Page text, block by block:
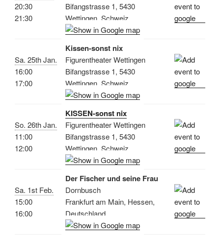
20:30
21:30
Bifangstrasse 1, 5430
Wettingen, Schweiz
Sa. 25th Jan.
16:00
17:00
Kissen-sonst nix
Figurentheater Wettingen
Bifangstrasse 1, 5430
Wettingen, Schweiz
So. 26th Jan.
11:00
12:00
KISSEN-sonst nix
Figurentheater Wettingen
Bifangstrasse 1, 5430
Wettingen, Schweiz
Sa. 1st Feb.
15:00
16:00
Der Fischer und seine Frau
Dornbusch
Frankfurt am Main, Hessen,
Deutschland